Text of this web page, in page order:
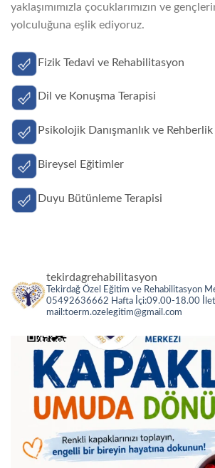
yaklaşımımızla çocuklarımızın ve
yolculuğuna eşlik ediyoruz.
Fizik Tedavi ve Rehabilitasyon
Dil ve Konuşma Terapisi
Psikolojik Danışmanlık ve Rehberlik
Bireysel Eğitimler
Duyu Bütünleme Terapisi
tekirdagrehabilitasyon
Tekirdağ Özel Eğitim ve Rehabilitasyon
05492636662 Hafta İçi:09.00-18.00
mail:toerm.ozelegitim@gmail.com